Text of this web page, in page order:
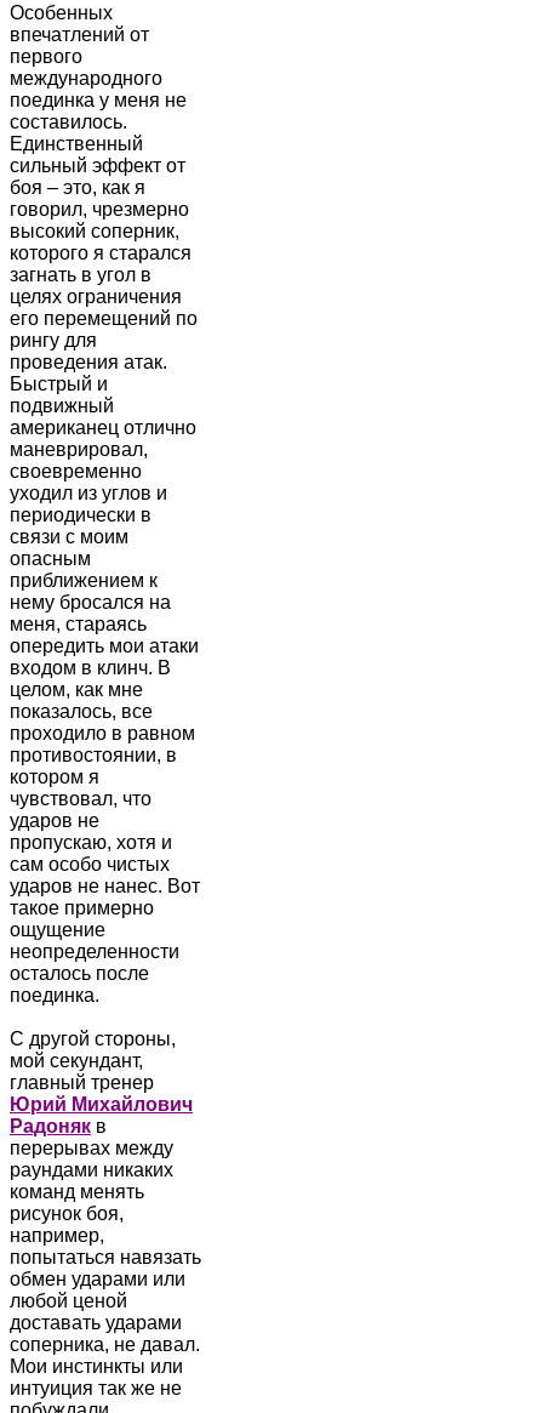
Особенных
впечатлений от
первого
международного
поединка у меня не
составилось.
Единственный
сильный эффект от
боя – это, как я
говорил, чрезмерно
высокий соперник,
которого я старался
загнать в угол в
целях ограничения
его перемещений по
рингу для
проведения атак.
Быстрый и
подвижный
американец отлично
маневрировал,
своевременно
уходил из углов и
периодически в
связи с моим
опасным
приближением к
нему бросался на
меня, стараясь
опередить мои атаки
входом в клинч. В
целом, как мне
показалось, все
проходило в равном
противостоянии, в
котором я
чувствовал, что
ударов не
пропускаю, хотя и
сам особо чистых
ударов не нанес. Вот
такое примерно
ощущение
неопределенности
осталось после
поединка.
С другой стороны,
мой секундант,
главный тренер
Юрий Михайлович
Радоняк в
перерывах между
раундами никаких
команд менять
рисунок боя,
например,
попытаться навязать
обмен ударами или
любой ценой
доставать ударами
соперника, не давал.
Мои инстинкты или
интуиция так же не